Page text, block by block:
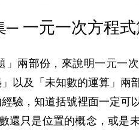
─ 一元一次方程式
兩部份，來說明一元一
以及「未知數的運算」兩
驗，知道括號裡面一定可
還只是位置的概念，或是